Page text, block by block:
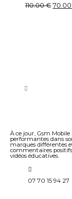
110.00€ 70.00
À ce jour, Gsm Mobile
performantes dans
marques différentes
commentaires
vidéos éducatives.
07 70 15 94 27